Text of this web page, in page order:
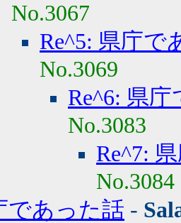
No.3067
Re^5: 県庁で
No.3069
Re^6: 県
No.3083
Re^7:
No.3084
であった話 -